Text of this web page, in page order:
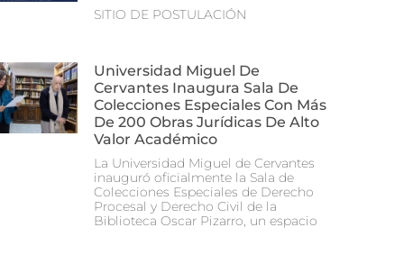
SITIO DE POSTULACIÓN
Universidad Miguel De
Cervantes Inaugura Sala De
Colecciones Especiales Con Más
De 200 Obras Jurídicas De Alto
Valor Académico
La Universidad Miguel de Cervantes
inauguró oficialmente la Sala de
Colecciones Especiales de Derecho
Procesal y Derecho Civil de la
Biblioteca Oscar Pizarro, un espacio